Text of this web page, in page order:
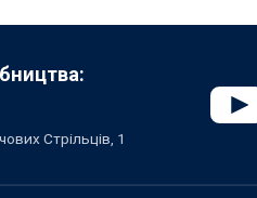
Стрільців, 1